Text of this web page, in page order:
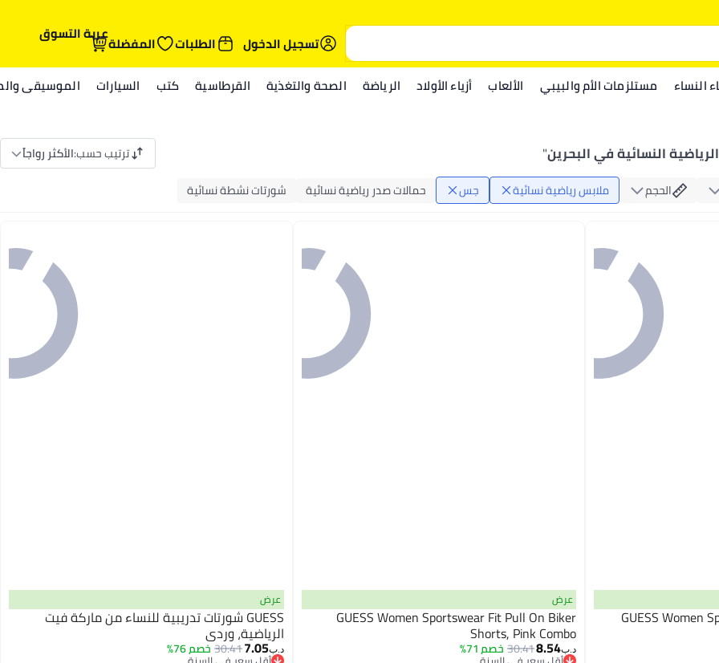
تسجيل الدخول الطلبات المفضلةعربة التسوق
النساء مستلزمات الأم والبيبي الألعاب أزياء الأولاد الرياضة الصحة والتغذية القرطاسية كتب السيارات الموسيقى
النسائية في البحرين" ترتيب حسب:الأكثر رواجاً
الحجم
ملابس رياضية نسائية جس حمالات صدر رياضية نسائية شورتات نشطة نسائية
GUESS Women
عرض
GUESS Women Sportswear Fit Pull On Biker
Shorts, Pink Combo
د.ب‏8.54
30.41خصم 71%
عرض
GUESS شورتات تدريبية للنساء من ماركة فيت
الرياضية، وردي
د.ب‏7.05
30.41 خصم 76%